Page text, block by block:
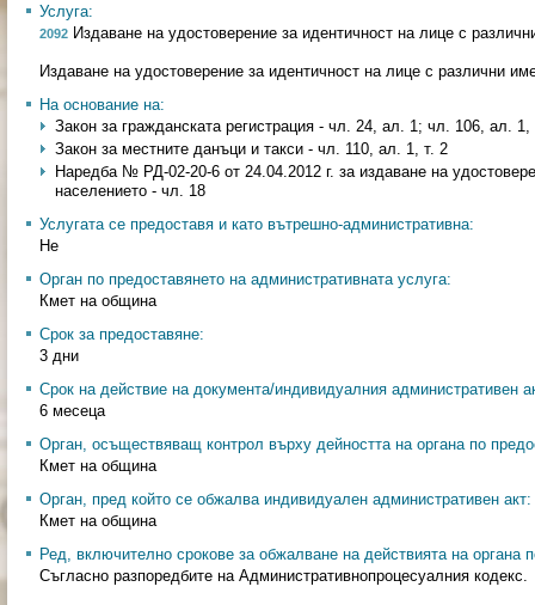
Услуга:
2092 Издаване на удостоверение за идентичност на лице с
Издаване на удостоверение за идентичност на лице с различни
На основание на:
Закон за гражданската регистрация - чл. 24, ал. 1; чл. 106, ал.
Закон за местните данъци и такси - чл. 110, ал. 1, т. 2
Наредба № РД-02-20-6 от 24.04.2012 г. за издаване на
населението - чл. 18
Услугата се предоставя и като вътрешно-административна:
Не
Орган по предоставянето на административната услуга:
Кмет на община
Срок за предоставяне:
3 дни
Срок на действие на документа/индивидуалния административен
6 месеца
Орган, осъществяващ контрол върху дейността на органа по
Кмет на община
Орган, пред който се обжалва индивидуален административен акт:
Кмет на община
Ред, включително срокове за обжалване на действията на органа
Съгласно разпоредбите на Административнопроцесуалния кодекс.